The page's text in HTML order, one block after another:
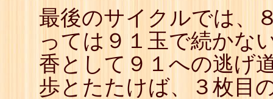
最後のサイクルでは、
っては９１玉で続かな
香として９１への逃げ
歩とたたけば、３枚目